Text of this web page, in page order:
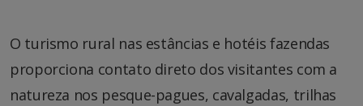
O turismo rural nas estâncias e hotéis fazendas
proporciona contato direto dos visitantes com a
natureza nos pesque-pagues, cavalgadas, trilhas